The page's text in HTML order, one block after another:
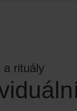
a rituály